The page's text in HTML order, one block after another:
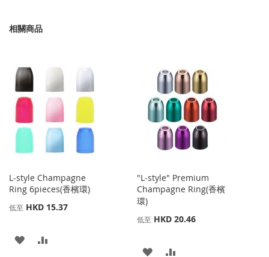
相關商品
L-style Champagne
Ring 6pieces(香檳環)
低至 HKD 15.37
添
"L-style" Premium
Champagne Ring(香檳
環)
低至 HKD 20.46
添